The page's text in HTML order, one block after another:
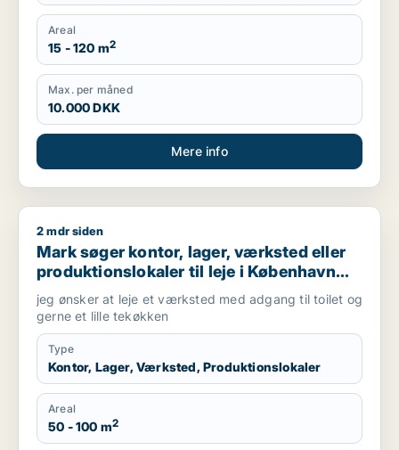
Areal
15 - 120 m2
Max. per måned
10.000 DKK
Mere info
Mark søger kontor, lager, værksted eller produktionslokaler
2 mdr siden
Mark søger kontor, lager, værksted eller
produktionslokaler til leje i København
NV, Brønshøj eller Herlev m.fl.
jeg ønsker at leje et værksted med adgang til toilet og
gerne et lille tekøkken
Type
Kontor, Lager, Værksted, Produktionslokaler
Areal
50 - 100 m2